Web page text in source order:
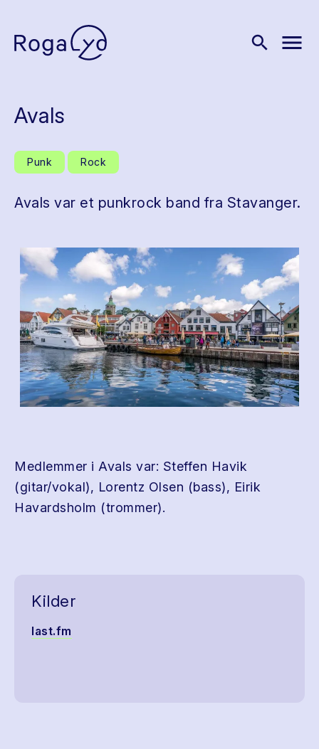
search menu
Avals
Punk Rock
Avals var et punkrock band fra Stavanger.
Medlemmer i Avals var: Steffen Havik
(gitar/vokal), Lorentz Olsen (bass), Eirik
Havardsholm (trommer).
Kilder
last.fm